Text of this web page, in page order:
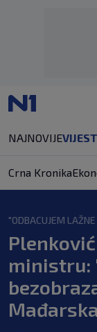
NAJNOVIJE
Crna Kronika
"ODBACUJEM
ministru: